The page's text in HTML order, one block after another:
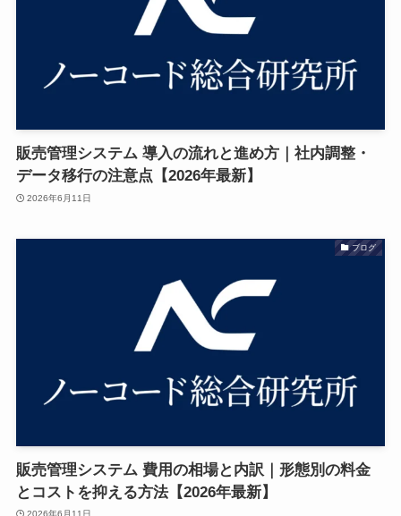
販売管理システム 導入の流れと進め方｜社内調整・
データ移行の注意点【2026年最新】
2026年6月11日
ブログ
販売管理システム 費用の相場と内訳｜形態別の料金
とコストを抑える方法【2026年最新】
2026年6月11日